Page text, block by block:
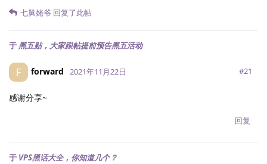
七舅姥爷 回复了此帖
于黑五贴，大家跟帖提前预告黑五活动
F forward 2021年11月22日 #21
感谢分享~
回复
于 VPS黑话大全，你知道几个？